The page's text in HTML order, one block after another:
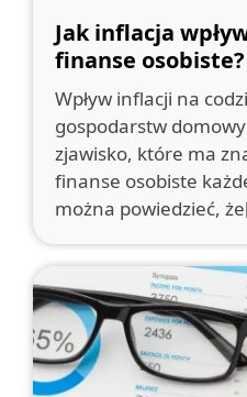
Jak inflacja
finanse osobiste?
Wpływ inflacji na
gospodarstw
zjawisko, które ma
finanse osobiste
można powiedzieć,